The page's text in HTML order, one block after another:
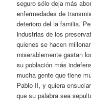
seguro sólo deja más
enfermedades de
deterioro del la familia.
industrias de los
quienes se hacen
miserablemente gastan
su población más
mucha gente que tiene
Pablo II, y quiera
que su palabra sea